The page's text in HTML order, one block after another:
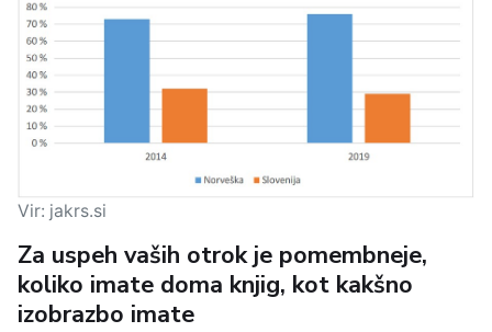
Vir: jakrs.si
Za uspeh vaših otrok je pomembneje,
koliko imate doma knjig, kot kakšno
izobrazbo imate